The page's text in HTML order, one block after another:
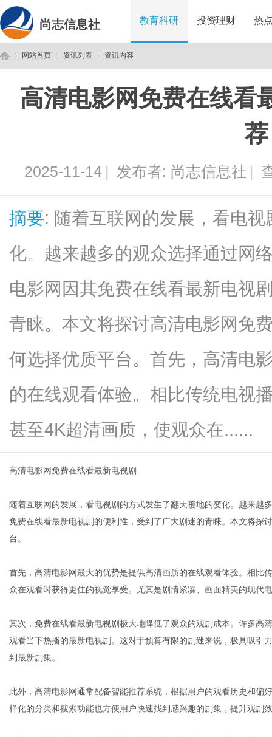
尚志信息社 教育科研 投资理财 热
网站首页
›
资讯列表
›
资讯内容
高清电影网免费在线看
荐
2025-11-14 | 发布者: 尚志信息社 |
摘要: 随着互联网的发展，看电
化。越来越多的观众选择通过网
电影网因其免费在线看最新电视
青睐。本文将探讨高清电影网免
何选择优质平台。首先，高清电
的在线观看体验。相比传统电视
甚至4K超清画质，使观众在......
高清电影网免费在线看最新电视剧
随着互联网的发展，看电视剧的方式发生了翻天覆地的变化。越来越
免费在线看最新电视剧的便利性，受到了广大剧迷的青睐。本文将探
台。
首先，高清电影网最大的优势是提供高清画质的在线观看体验。相比
众在观看时获得更佳的视觉享受。尤其是剧情紧凑、画面精美的现代
其次，免费在线看最新电视剧极大地降低了观众的观剧成本。许多高
观看当下热播的最新电视剧。这对于预算有限的剧迷来说，极具吸引
到最新剧集。
此外，高清电影网通常配备智能推荐系统，根据用户的观看历史和偏
样化的分类和搜索功能也方便用户快速找到感兴趣的剧集，提升观剧